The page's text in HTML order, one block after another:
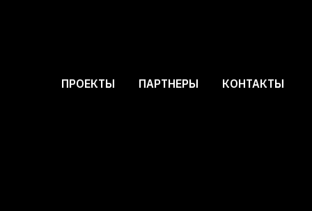
ПРОЕКТЫ ПАРТНЕРЫ КОНТАКТЫ